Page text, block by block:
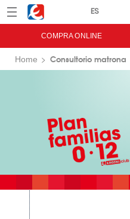
Menú Eroski
COMPRA ONLINE
Home Consultorio matrona